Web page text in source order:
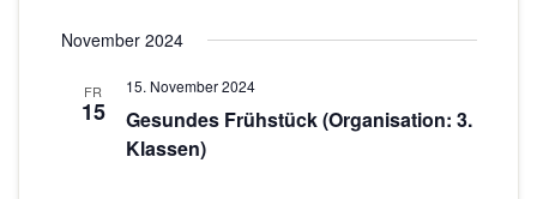
s
c
a
s
e
tNovember 2024
FR
15
15. November 2024
Gesundes Frühstück (Organisation: 3.
Klassen)